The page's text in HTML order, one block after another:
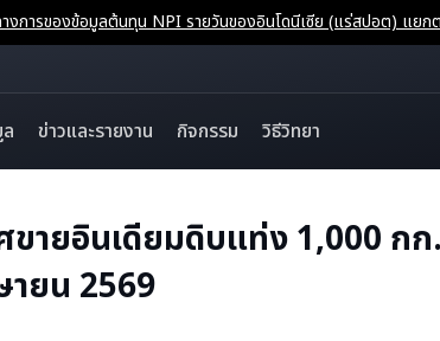
การของข้อมูลต้นทุน NPI รายวันของอินโดนีเซีย (แร่สปอต) แยก
ข่าวและรายงาน กิจกรรม วิธีวิทยา
ขายอินเดียมดิบแท่ง 1,000 ก
ายน 2569